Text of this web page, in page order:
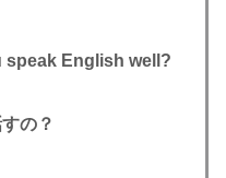
speak English well?
の？